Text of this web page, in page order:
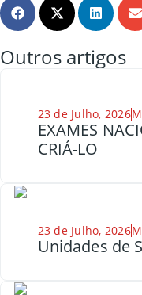
Outros artigos
23 de Julho, 2026
EXAMES
CRIÁ-LO
23 de Julho, 2026
Unidades de